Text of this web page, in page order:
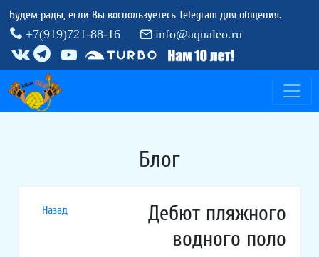
Будем рады, если Вы воспользуетесь Telegram для общения.
+7(919)721-88-16
info@aqualeo.ru
Блог
Назад
Дебют пляжного
водного поло